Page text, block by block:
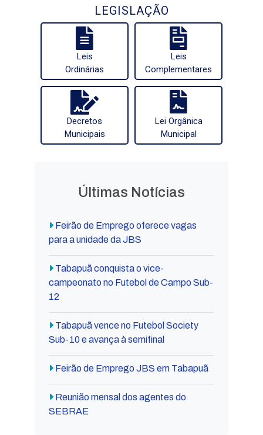
LEGISLAÇÃO
Leis
Ordinárias
Leis
Complementares
Decretos
Municipais
Lei Orgânica
Municipal
Últimas Notícias
Feirão de Emprego oferece vagas
para a unidade da JBS
Tabapuã conquista o vice-
campeonato no Futebol de Campo Sub-
12
Tabapuã vence no Futebol Society
Sub-10 e avança à semifinal
Feirão de Emprego JBS em Tabapuã
Reunião mensal dos agentes do
SEBRAE